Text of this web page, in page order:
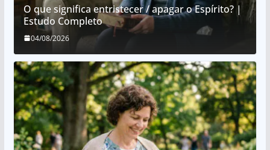
O que significa entristecer / apagar o Espírito? |
Estudo Completo
04/08/2026